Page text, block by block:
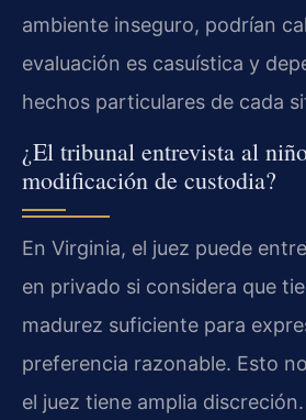
ambiente inseguro, podrían
evaluación es casuística y
hechos particulares de cada
¿El tribunal entrevista al
modificación de custodia?
En Virginia, el juez puede
en privado si considera que
madurez suficiente para
preferencia razonable. Esto
el juez tiene amplia